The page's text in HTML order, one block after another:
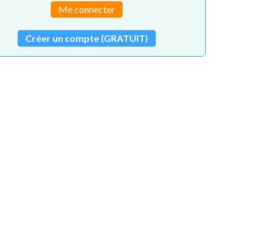
Me connecter
Créer un compte (GRATUIT)